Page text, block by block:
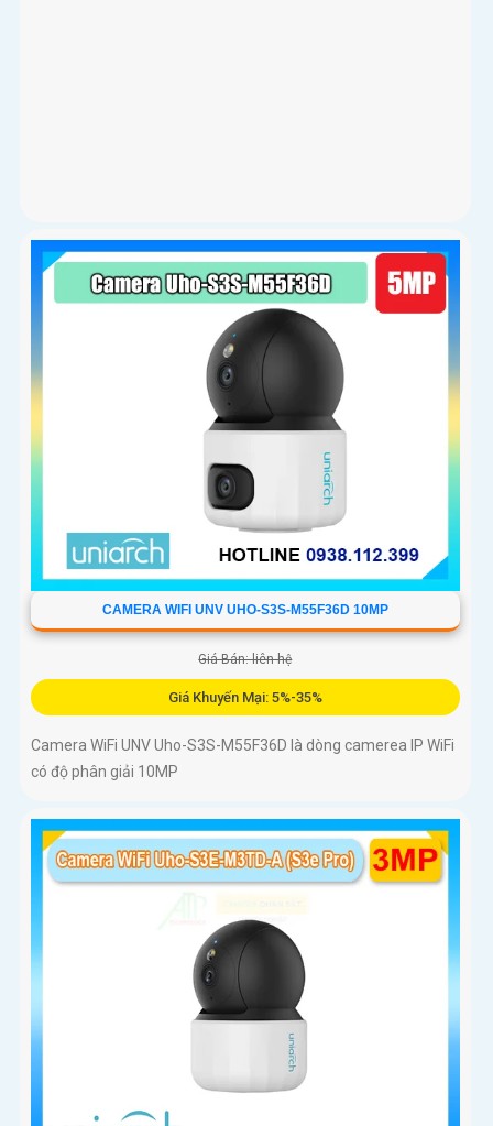
CAMERA WIFI UNV UHO-S3S-M55F36D 10MP
Giá Bán: liên hệ
Giá Khuyến Mại: 5%-35%
Camera WiFi UNV Uho-S3S-M55F36D là dòng camerea IP WiFi
có độ phân giải 10MP